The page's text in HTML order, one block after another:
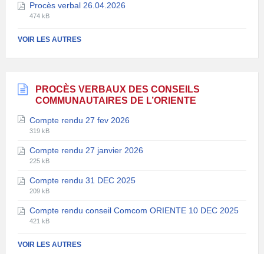
fichier:
pdf
fichier:
Procès verbal 26.04.2026
Extension
fichier:
Taille
fichier:
474 kB
VOIR LES AUTRES
PROCÈS VERBAUX DES CONSEILS
COMMUNAUTAIRES DE L’ORIENTE
Compte rendu 27 fev 2026
Extension
fichier:
pdf
Taille
fichier:
319 kB
Compte rendu 27 janvier 2026
Extension
fichier:
pdf
Taille
fichier:
225 kB
Compte rendu 31 DEC 2025
Extension
fichier:
pdf
Taille
fichier:
209 kB
Compte rendu conseil Comcom ORIENTE 10 DEC 2025
Extension
fichier:
Taille
fichier:
421 kB
VOIR LES AUTRES